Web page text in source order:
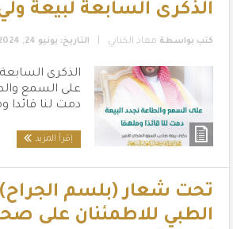
الذكرى السابعة لبيعة
كتب بواسطة معاذ الكناني التاريخ: يونيو 24, 2024
الذكرى
على السمع
دمت لنا قائدا
إقرأ المزيد
تحت شعار (بلسم
الطبي للاطمئنان على